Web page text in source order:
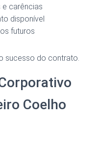
e carências
disponível
futuros
sucesso do contrato.
Coelho